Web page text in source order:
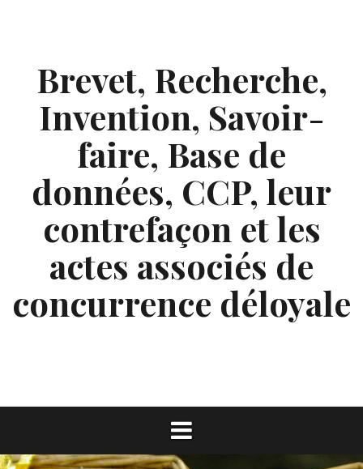
Brevet, Recherche,
Invention, Savoir-
faire, Base de
données, CCP, leur
contrefaçon et les
actes associés de
concurrence déloyale